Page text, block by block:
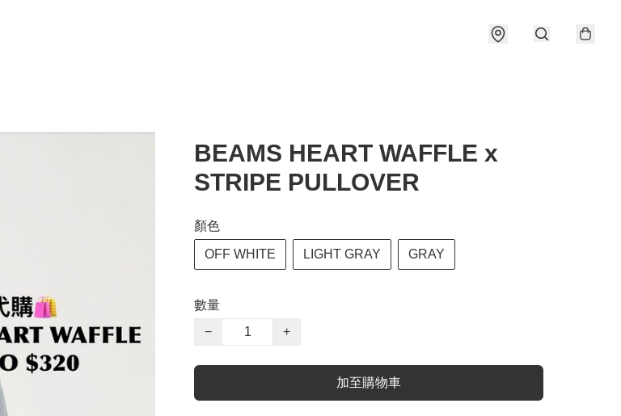
BEAMS HEART WAFFLE x
STRIPE PULLOVER
顏色
OFF WHITE LIGHT GRAY GRAY
數量
−
+
加至購物車